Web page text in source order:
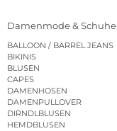
Damenmode & Schuhe
BALLOON / BARREL JEANS
BIKINIS
BLUSEN
CAPES
DAMENHOSEN
DAMENPULLOVER
DIRNDLBLUSEN
HEMDBLUSEN